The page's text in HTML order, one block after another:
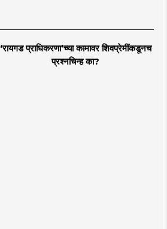
‘रायगड प्राधिकरणा’च्या कामावर शिवप्रेमींकडूनच
प्रश्नचिन्ह का?